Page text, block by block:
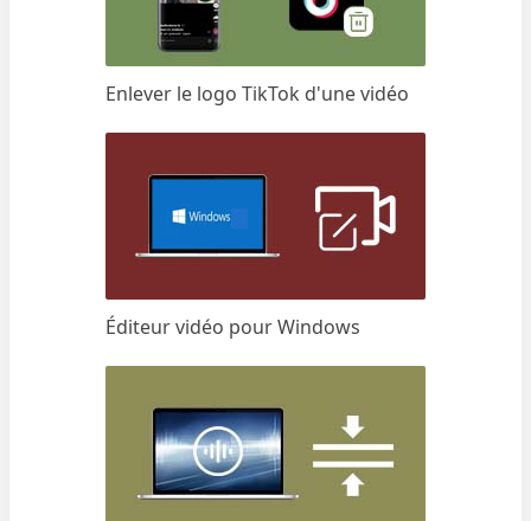
Enlever le logo TikTok d'une vidéo
Éditeur vidéo pour Windows